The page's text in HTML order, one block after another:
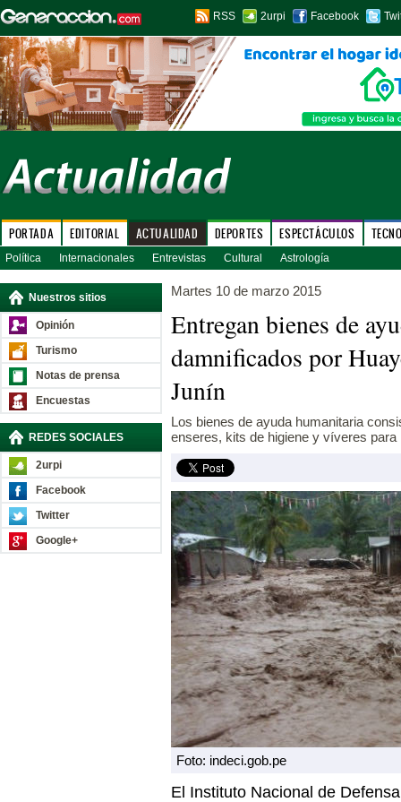
RSS 2urpi Facebook
PORTADA EDITORIAL ACTUALIDAD DEPORTES ESPECTÁCULOS
Política Internacionales Entrevistas Cultural Astrología
Nuestros sitios
Opinión
Turismo
Notas de prensa
Encuestas
REDES SOCIALES
2urpi
Facebook
Twitter
Google+
Martes 10 de marzo 2015
Entregan bienes de
damnificados por
Junín
Los bienes de ayuda humanitaria
enseres, kits de higiene y víveres
Foto: indeci.gob.pe
El Instituto Nacional de